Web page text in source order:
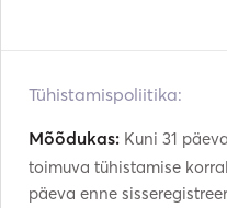
Tühistamispoliitika:
Mõõdukas: Kuni 31
toimuva tühistamise
päeva enne